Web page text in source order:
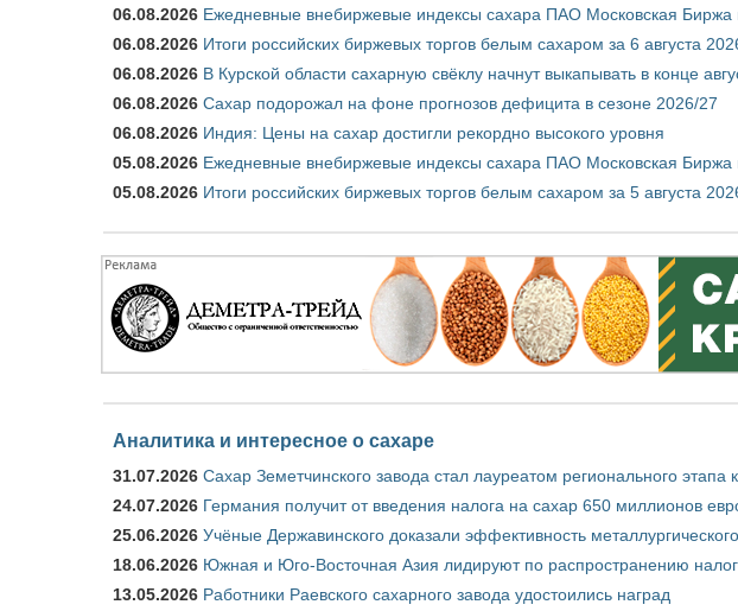
06.08.2026 Ежедневные внебиржевые индексы сахара ПАО Московская Биржа
06.08.2026 Итоги российских биржевых торгов белым сахаром за 6 августа
06.08.2026 В Курской области сахарную свёклу начнут выкапывать в конце
06.08.2026 Сахар подорожал на фоне прогнозов дефицита в сезоне 2026/27
06.08.2026 Индия: Цены на сахар достигли рекордно высокого уровня
05.08.2026 Ежедневные внебиржевые индексы сахара ПАО Московская Биржа
05.08.2026 Итоги российских биржевых торгов белым сахаром за 5 августа
Аналитика и интересное о сахаре
31.07.2026 Сахар Земетчинского завода стал лауреатом регионального этапа
24.07.2026 Германия получит от введения налога на сахар 650 миллионов
25.06.2026 Учёные Державинского доказали эффективность
18.06.2026 Южная и Юго-Восточная Азия лидируют по распространению
13.05.2026 Работники Раевского сахарного завода удостоились наград